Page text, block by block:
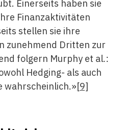
Einerseits haben sie
Finanzaktivitäten
stellen sie ihre
zunehmend Dritten zur
folgern Murphy et al.:
Hedging- als auch
wahrscheinlich.»[9]